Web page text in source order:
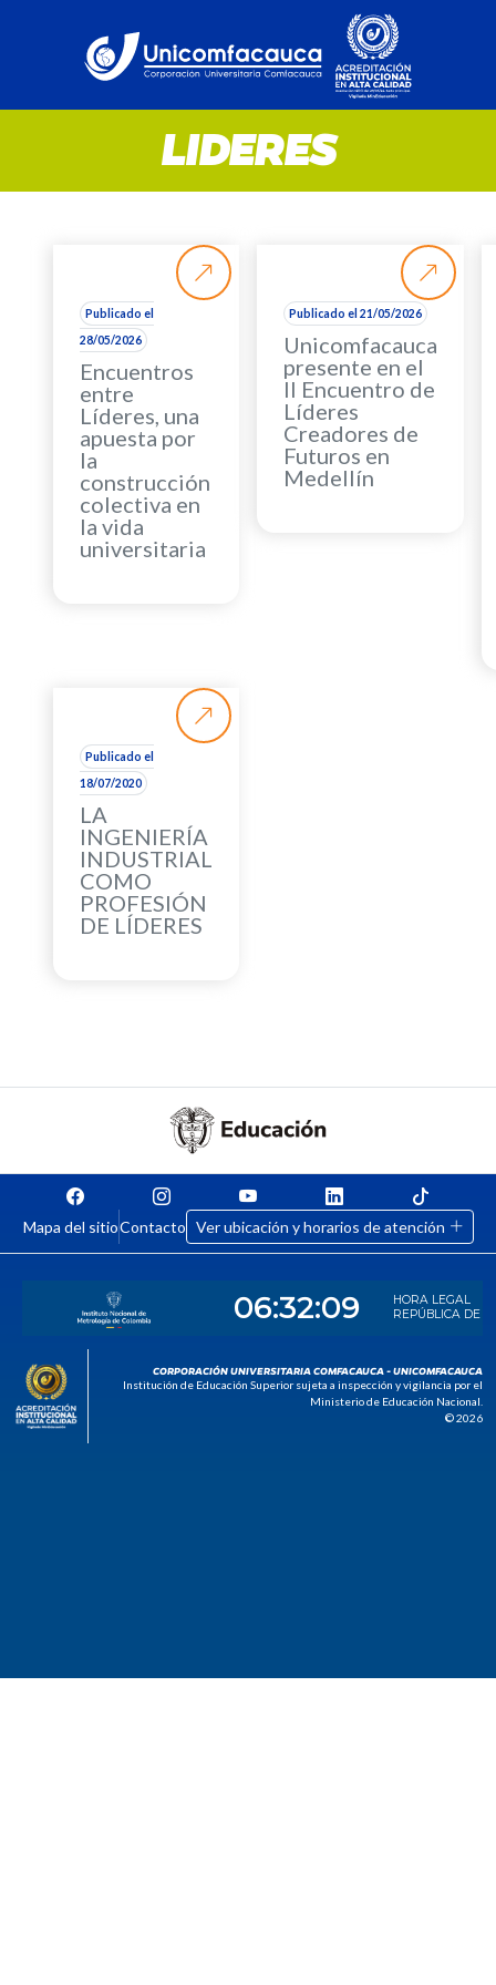
LIDERES
Publicado el
28/05/2026
Encuentros
entre
Líderes, una
apuesta por
la
construcción
colectiva en
la vida
universitaria
Publicado el 21/05/2026
Unicomfacauca
presente en el
II Encuentro de
Líderes
Creadores de
Futuros en
Medellín
Publicado el
18/07/2020
LA
INGENIERÍA
INDUSTRIAL
COMO
PROFESIÓN
DE LÍDERES
Mapa del sitioContacto Ver ubicación y horarios de atención
CORPORACIÓN UNIVERSITARIA COMFACAUCA - UNICOMFACAUCA
Institución de Educación Superior sujeta a inspección y vigilancia por el
Ministerio de Educación Nacional.
© 2026